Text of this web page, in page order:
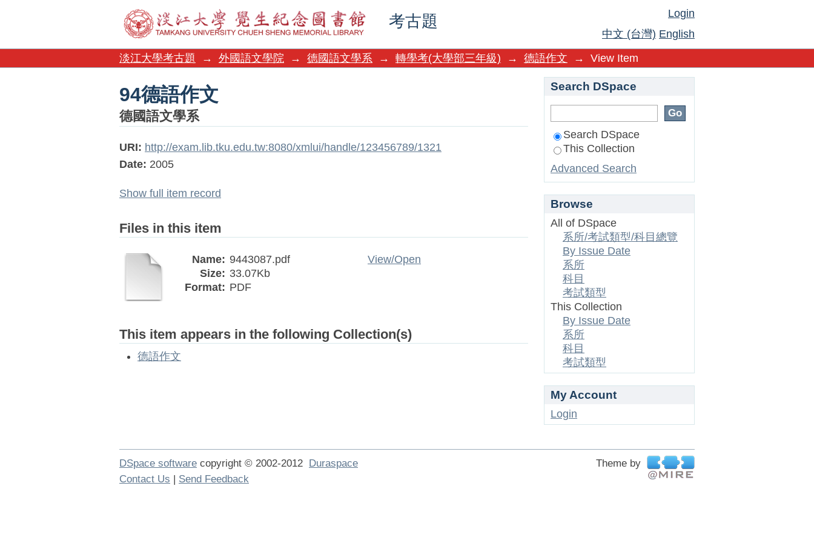
考古題
94德語作文
Login
中文 (台灣) English
淡江大學考古題
→ 外國語文學院 → 德國語文學系 → 轉學考(大學部三年級) → 德語作文 → View Item
94德語作文
德國語文學系
URI: http://exam.lib.tku.edu.tw:8080/xmlui/handle/123456789/1321
Date: 2005
Show full item record
Files in this item
Name: 9443087.pdf
Size: 33.07Kb
Format: PDF
View/Open
This item appears in the following Collection(s)
德語作文
Search DSpace
Search DSpace
This Collection
Advanced Search
Browse
All of DSpace
系所/考試類型/科目總覽
By Issue Date
系所
科目
考試類型
This Collection
By Issue Date
系所
科目
考試類型
My Account
Login
DSpace software copyright © 2002-2012 Duraspace
Theme by
Contact Us | Send Feedback